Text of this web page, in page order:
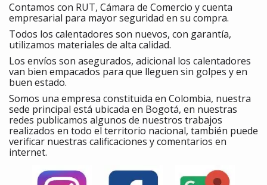
Contamos con RUT, Cámara de Comercio y cuenta
empresarial para mayor seguridad en su compra.
Todos los calentadores son nuevos, con garantía,
utilizamos materiales de alta calidad.
Los envíos son asegurados, adicional los calentadores
van bien empacados para que lleguen sin golpes y en
buen estado.
Somos una empresa constituida en Colombia, nuestra
sede principal está ubicada en Bogotá, en nuestras
redes publicamos algunos de nuestros trabajos
realizados en todo el territorio nacional, también puede
verificar nuestras calificaciones y comentarios en
internet.